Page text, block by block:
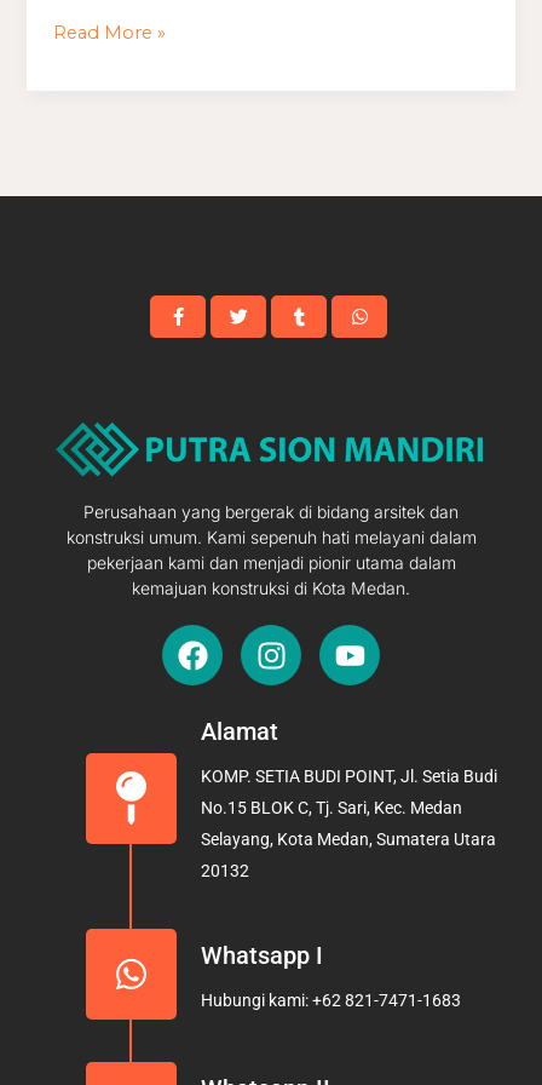
Read More »
Perusahaan yang bergerak di bidang arsitek dan
konstruksi umum. Kami sepenuh hati melayani dalam
pekerjaan kami dan menjadi pionir utama dalam
kemajuan konstruksi di Kota Medan.
F
a
e
o
o
k
I
n
t
g
r
a
Y
o
b
e
Alamat
KOMP. SETIA BUDI POINT, Jl. Setia Budi
No.15 BLOK C, Tj. Sari, Kec. Medan
Selayang, Kota Medan, Sumatera Utara
20132
Whatsapp I
Hubungi kami: +62 821-7471-1683